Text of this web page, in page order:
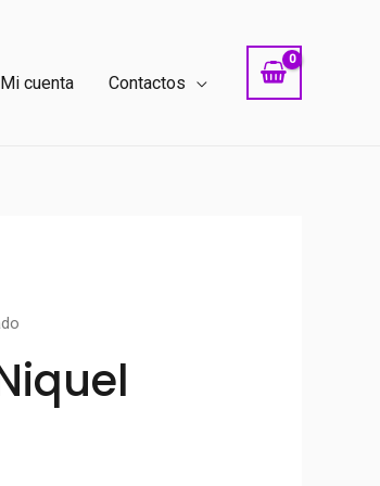
Mi cuenta Contactos